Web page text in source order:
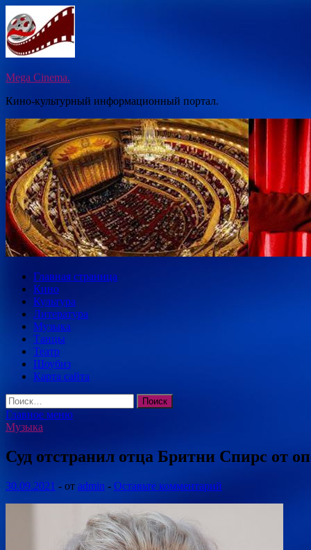
Перейти
к
содержимому
Mega Cinema.
Кино-культурный информационный портал.
Главная страница
Кино
Культура
Литература
Музыка
Танцы
Театр
Шоубиз
Карта сайта
Найти:
Главное меню
Музыка
Суд отстранил отца Бритни Спирс от
30.09.2021 - от admin - Оставьте комментарий